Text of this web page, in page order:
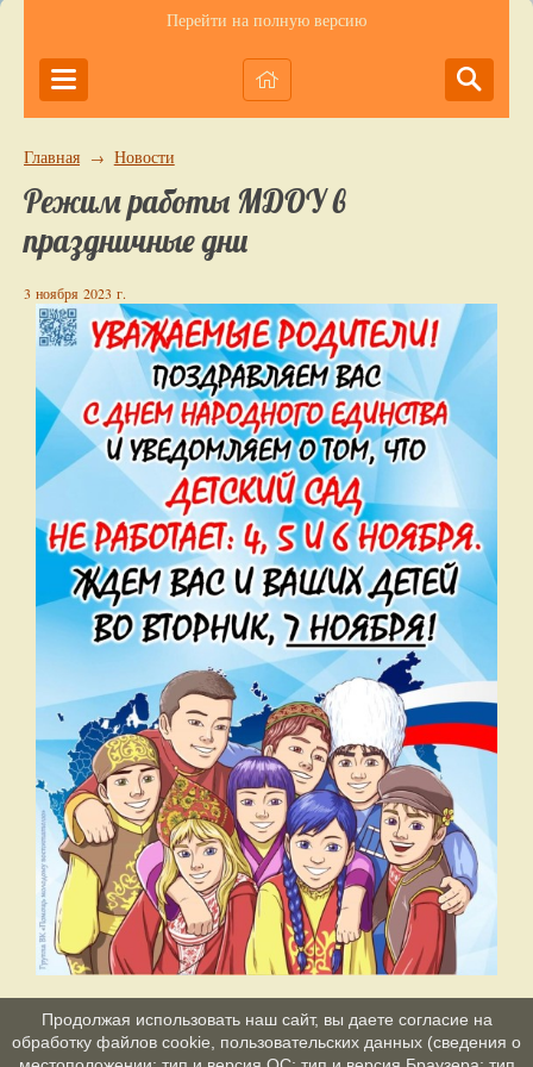
Перейти на полную версию
Главная → Новости
Режим работы МДОУ в
праздничные дни
3 ноября 2023 г.
Продолжая использовать наш сайт, вы даете согласие на
обработку файлов cookie, пользовательских данных (сведения о